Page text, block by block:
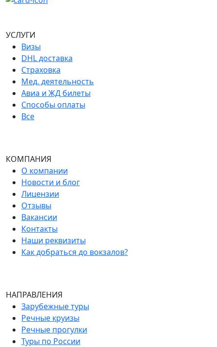
УСЛУГИ
Визы
DHL доставка
Страховка
Мед. деятельность
Авиа и ЖД билеты
Способы оплаты
Все
КОМПАНИЯ
О компании
Новости и блог
Лицензии
Отзывы
Вакансии
Контакты
Наши реквизиты
Как добраться до вокзалов?
НАПРАВЛЕНИЯ
Зарубежные туры
Речные круизы
Речные прогулки
Туры по России